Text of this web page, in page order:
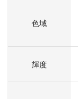
色域
輝度